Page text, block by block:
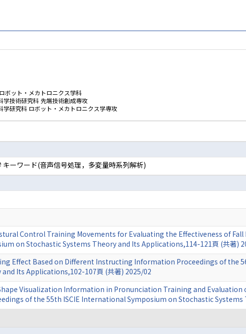
ボット・メカトロニクス学科
学技術研究科 先端技術創成専攻
学研究科 ロボット・メカトロニクス学専攻
ーワード(音声信号処理，多変量時系列解析)
Control Training Movements for Evaluating the Effectiveness of
on Stochastic Systems Theory and Its Applications,114-121頁 (共著)
Effect Based on Different Instructing Information Proceedings of the
Its Applications,102-107頁 (共著) 2025/02
Visualization Information in Pronunciation Training and Evaluation
of the 55th ISCIE International Symposium on Stochastic